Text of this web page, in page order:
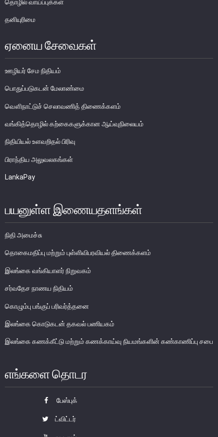
பொதுநோக்கு
வங்கித்தொழில் துறை
முதனிலை வணிகர்கள்
நுண்பாக நிதித் துறை
அதிகாரம்பெற்ற பணத்தரகர்கள் ஒழுங்குவிதிகள்
பேரண்ட முன்மதியுடைய கண்காணிப்பு
வைப்புக் காப்புறுதி
நிதியியல் வசதிக்குட்படுத்தல்
நிதியியல் சந்தைகள்
உள்நாட்டின் வெளிநாட்டுச் செலாவணிச் சந்தை
வெளிநாட்டுச் செலாவணி உலகளாவிய குறியீட்டைப் பின்பற்றுதல்
அரச பிணையங்கள் சந்தை
நிதியியல் உட்கட்டமைப்பு
கொடுகடன் தகவல்
தொழில் வாய்ப்புக்கள்
தனியுரிமை
ஏனைய சேவைகள்
ஊழியர் சேம நிதியம்
பொதுப்படுகடன் மேலாண்மை
வௌிநாட்டுச் செலாவணித் திணைக்களம்
வங்கித்தொழில் கற்கைகளுக்கான ஆய்வுநிலையம்
நிதியியல் உளவறிதல் பிரிவு
பிராந்திய அலுவலகங்கள்
LankaPay
பயனுள்ள இணையதளங்கள்
நிதி அமைச்சு
தொகைமதிப்பு மற்றும் புள்ளிவிபரவியல் திணைக்களம்
இலங்கை வங்கியாளர் நிறுவகம்
சர்வதேச நாணய நிதியம்
கொழும்பு பங்குப் பரிவர்த்தனை
இலங்கை கொடுகடன் தகவல் பணியகம்
இலங்கை கணக்கீட்டு மற்றும் கணக்காய்வு நியமங்களின் கண்காணிப்பு சபை
எங்களை தொடர
பேஸ்புக்
ட்விட்டர்